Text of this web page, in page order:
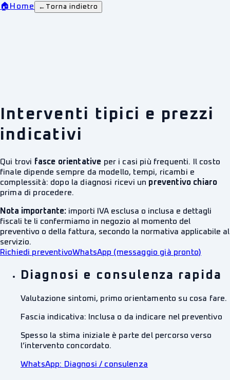
🏠 Home ← Torna indietro
Interventi tipici e prezzi
indicativi
Qui trovi fasce orientative per i casi più frequenti. Il costo
finale dipende sempre da modello, tempi, ricambi e
complessità: dopo la diagnosi ricevi un preventivo chiaro
prima di procedere.
Nota importante: importi IVA esclusa o inclusa e dettagli
fiscali te li confermiamo in negozio al momento del
preventivo o della fattura, secondo la normativa applicabile al
servizio.
Richiedi preventivoWhatsApp (messaggio già pronto)
Diagnosi e consulenza rapida
Valutazione sintomi, primo orientamento su cosa fare.
Fascia indicativa: Inclusa o da indicare nel preventivo
Spesso la stima iniziale è parte del percorso verso
l’intervento concordato.
WhatsApp: Diagnosi / consulenza